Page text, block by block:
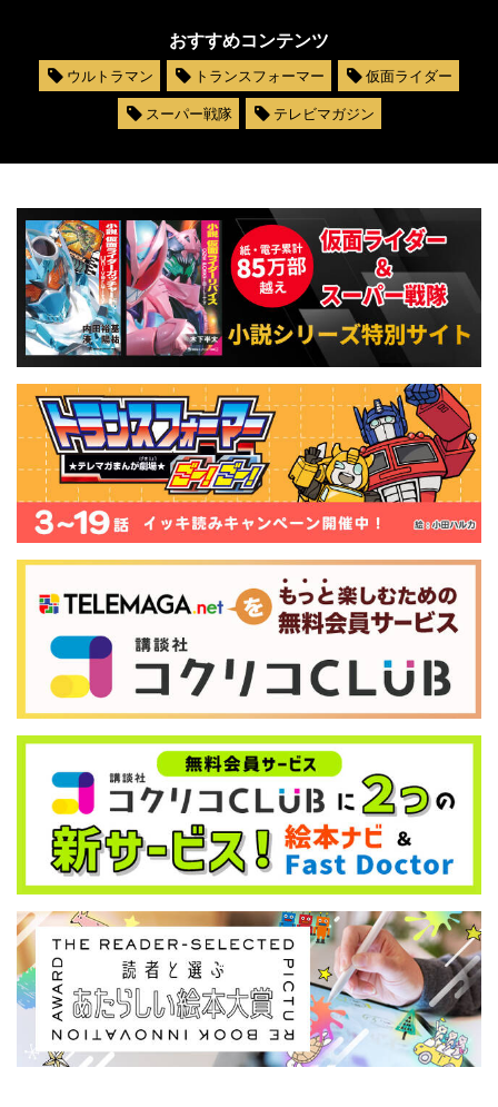
おすすめコンテンツ
ウルトラマン トランスフォーマー
仮面ライダー
スーパー戦隊
テレビマガジン